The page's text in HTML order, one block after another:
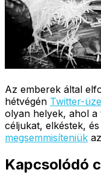
Az emberek által
hétvégén Twitter-
olyan helyek, ahol
céljukat, elkéstek,
megsemmisíteniük
Kapcsolódó